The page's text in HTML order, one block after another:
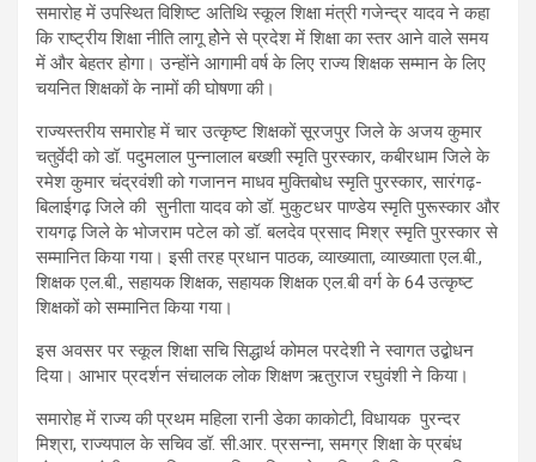
समारोह में उपस्थित विशिष्ट अतिथि स्कूल शिक्षा मंत्री गजेन्द्र यादव ने कहा
कि राष्ट्रीय शिक्षा नीति लागू होेने से प्रदेश में शिक्षा का स्तर आने वाले समय
में और बेहतर होगा। उन्होंने आगामी वर्ष के लिए राज्य शिक्षक सम्मान के लिए
चयनित शिक्षकों के नामों की घोषणा की।
राज्यस्तरीय समारोह में चार उत्कृष्ट शिक्षकों सूरजपुर जिले के अजय कुमार
चतुर्वेदी को डॉ. पदुमलाल पुन्नालाल बख्शी स्मृति पुरस्कार, कबीरधाम जिले के
रमेश कुमार चंद्रवंशी को गजानन माधव मुक्तिबोध स्मृति पुरस्कार, सारंगढ़-
बिलाईगढ़ जिले की सुनीता यादव को डॉ. मुकुटधर पाण्डेय स्मृति पुरूस्कार और
रायगढ़ जिले के भोजराम पटेल को डॉ. बलदेव प्रसाद मिश्र स्मृति पुरस्कार से
सम्मानित किया गया। इसी तरह प्रधान पाठक, व्याख्याता, व्याख्याता एल.बी.,
शिक्षक एल.बी., सहायक शिक्षक, सहायक शिक्षक एल.बी वर्ग के 64 उत्कृष्ट
शिक्षकों को सम्मानित किया गया।
इस अवसर पर स्कूल शिक्षा सचि सिद्धार्थ कोमल परदेशी ने स्वागत उद्बोधन
दिया। आभार प्रदर्शन संचालक लोक शिक्षण ऋतुराज रघुवंशी ने किया।
समारोह में राज्य की प्रथम महिला रानी डेका काकोटी, विधायक पुरन्दर
मिश्रा, राज्यपाल के सचिव डॉ. सी.आर. प्रसन्ना, समग्र शिक्षा के प्रबंध